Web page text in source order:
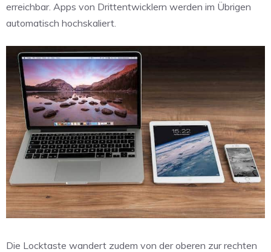
erreichbar. Apps von Drittentwicklern werden im Übrigen
automatisch hochskaliert.
Die Locktaste wandert zudem von der oberen zur rechten